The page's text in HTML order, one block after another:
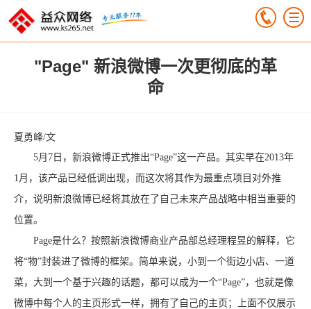
"Page" 新浪微博一次更彻底的革
命
夏勇峰/文
5月7日，新浪微博正式推出“Page”这一产品。其实早在2013年
1月，该产品已经低调出现，而这次将其作为最重点项目对外推
介，说明新浪微博已经将其放在了自己未来产品战略中相当重要的
位置。
Page是什么？按照新浪微博商业产品部总经理程昱的解释，它
将“物”封装进了微博的框架。简单来说，小到一个街边小店、一道
菜，大到一个基于兴趣的话题，都可以成为一个“Page”，也就是像
微博中每个人的主页形式一样，拥有了自己的主页；上面不仅展示